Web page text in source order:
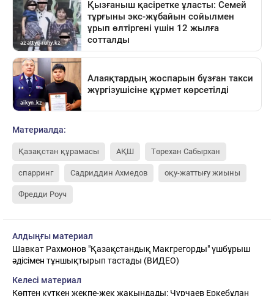
Материалда:
Қазақстан құрамасы АҚШ Төрехан Сабырхан
спарринг Садриддин Ахмедов оқу-жаттығу жиыны
Фредди Роуч
Алдыңғы материал
Шавкат Рахмонов "Қазақстандық Макгрегорды" үшбұрыш
әдісімен тұншықтырып тастады (ВИДЕО)
Келесі материал
Көптен күткен жекпе-жек жақындады: Чурчаев Еркебұлан